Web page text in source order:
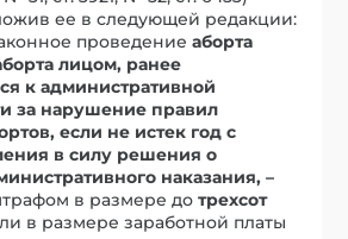
ее в следующей редакции:
проведениеаборта
лицом, ранее
к административной
за нарушение правил
если не истек год с
в силу решения о
наказания, –
в размере дотрехсот
в размере заработной платы